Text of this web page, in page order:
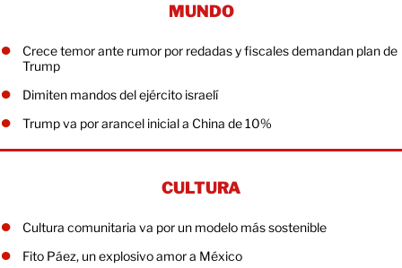
MUNDO
Crece temor ante rumor por redadas y fiscales demandan plan de
Trump
Dimiten mandos del ejército israelí
Trump va por arancel inicial a China de 10%
CULTURA
Cultura comunitaria va por un modelo más sostenible
Fito Páez, un explosivo amor a México